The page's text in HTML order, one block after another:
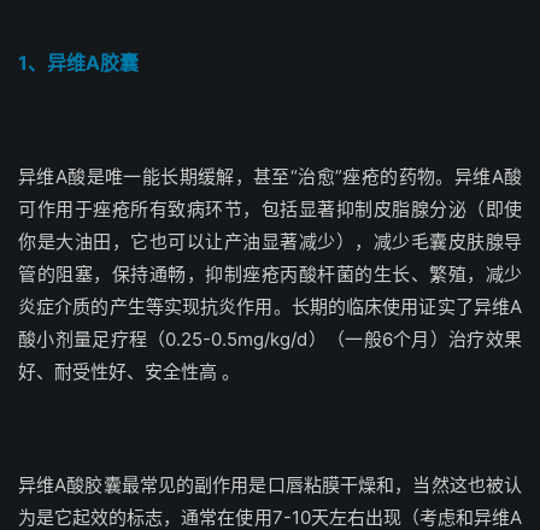
1、异维A胶囊
异维A酸是唯一能长期缓解，甚至“治愈”痤疮的药物。异维A酸
可作用于痤疮所有致病环节，包括显著抑制皮脂腺分泌（即使
你是大油田，它也可以让产油显著减少），减少毛囊皮肤腺导
管的阻塞，保持通畅，抑制痤疮丙酸杆菌的生长、繁殖，减少
炎症介质的产生等实现抗炎作用。长期的临床使用证实了异维A
酸小剂量足疗程（0.25-0.5mg/kg/d）（一般6个月）治疗效果
好、耐受性好、安全性高 。
异维A酸胶囊最常见的副作用是口唇粘膜干燥和，当然这也被认
为是它起效的标志，通常在使用7-10天左右出现（考虑和异维A